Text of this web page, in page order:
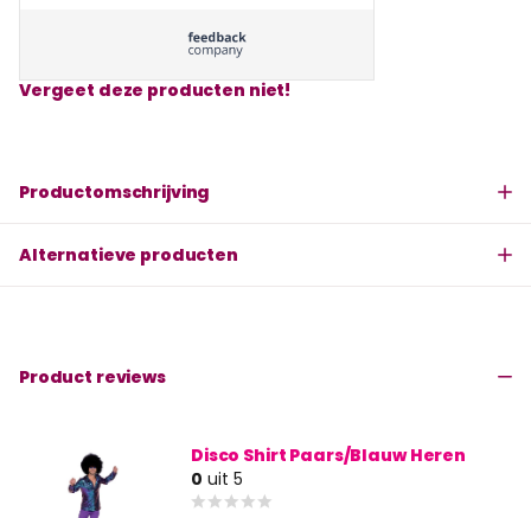
Vergeet deze producten niet!
Productomschrijving
Alternatieve producten
Product reviews
Disco Shirt Paars/Blauw Heren
0 uit 5